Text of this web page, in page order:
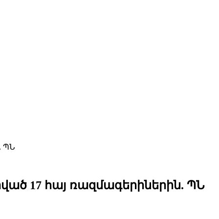
ՊՆ
17 հայ ռազմագերիներին. ՊՆ